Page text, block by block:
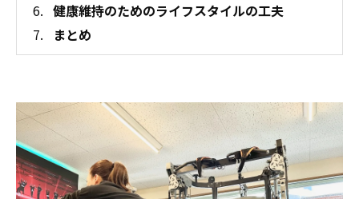
健康維持のためのライフスタイルの工夫
まとめ